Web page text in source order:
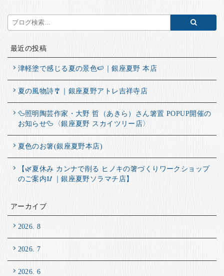
最近の投稿
津軽塗で感じる夏の景色🍉｜銀座夏野 本店
夏の風物詩🎐｜銀座夏野アトレ吉祥寺店
🦆照明陶芸作家・大野 哲（あきら）さん箸置 POPUP開催の
お知らせ🦆〈銀座夏野 スカイツリー店〉
夏色のお箸(銀座夏野本店)
【🌿夏休み カンナで削る ヒノキの箸づくりワークショップ
のご案内🥢｜銀座夏野ソラマチ店】
アーカイブ
2026. 8
2026. 7
2026. 6